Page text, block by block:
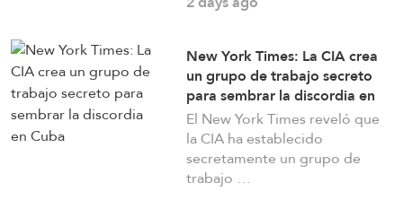
Ministerio de Defensa ruso: Nuestras fuerzas
atacaron 155 posiciones pertenecientes a las
fuerzas ucranianas e infraestructura militar con
aeronaves operativas y tácticas, drones, misiles
New York Times: La CIA crea
un grupo de trabajo secreto
para sembrar la discordia en
Cuba
El New York Times reveló que
la CIA ha establecido
secretamente un grupo de
trabajo …